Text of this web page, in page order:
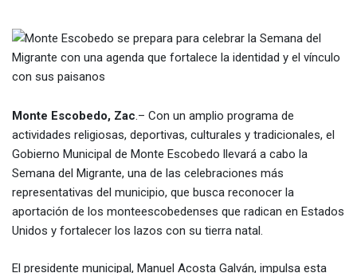
Monte Escobedo, Zac.– Con un amplio programa de
actividades religiosas, deportivas, culturales y tradicionales, el
Gobierno Municipal de Monte Escobedo llevará a cabo la
Semana del Migrante, una de las celebraciones más
representativas del municipio, que busca reconocer la
aportación de los monteescobedenses que radican en Estados
Unidos y fortalecer los lazos con su tierra natal.
El presidente municipal, Manuel Acosta Galván, impulsa esta